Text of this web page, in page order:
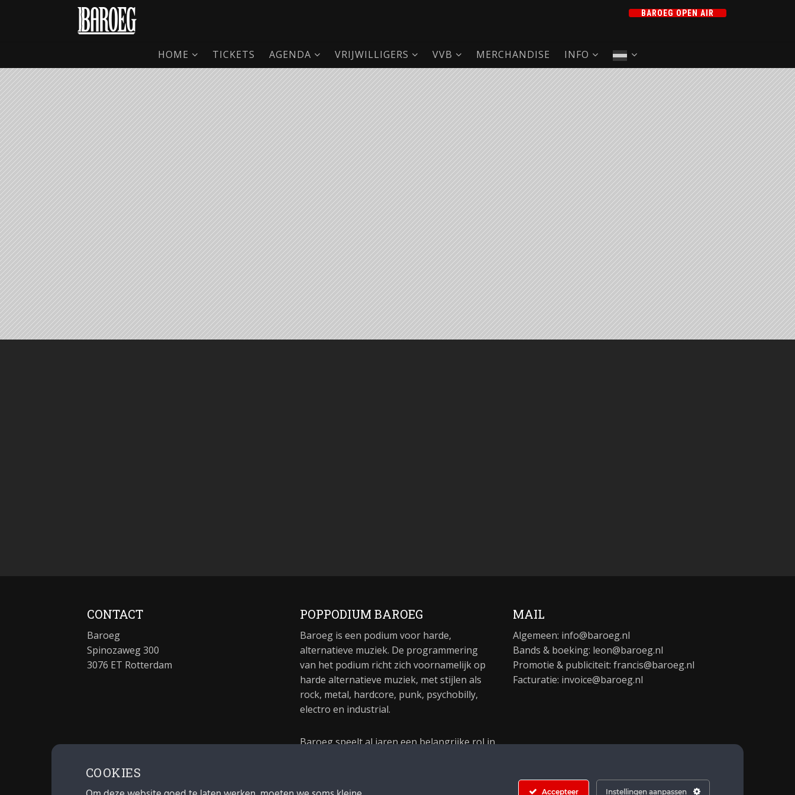
BAROEG OPEN AIR
HOME TICKETS AGENDA VRIJWILLIGERS VVB MERCHANDISE INFO
CONTACT
Baroeg
Spinozaweg 300
3076 ET Rotterdam
POPPODIUM BAROEG
Baroeg is een podium voor harde,
alternatieve muziek. De programmering
van het podium richt zich voornamelijk op
harde alternatieve muziek, met stijlen als
rock, metal, hardcore, punk, psychobilly,
electro en industrial.
Baroeg speelt al jaren een belangrijke rol in
MAIL
Algemeen: info@baroeg.nl
Bands & boeking: leon@baroeg.nl
Promotie & publiciteit: francis@baroeg.nl
Facturatie: invoice@baroeg.nl
COOKIES
Accepteer Instellingen aanpassen